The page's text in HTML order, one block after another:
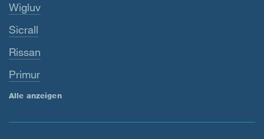
Wigluv
Sicrall
Rissan
Primur
Alle anzeigen